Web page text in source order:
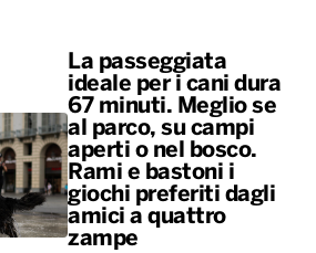
La passeggiata
ideale per i cani dura
67 minuti. Meglio se
al parco, su campi
aperti o nel bosco.
Rami e bastoni i
giochi preferiti dagli
amici a quattro
zampe